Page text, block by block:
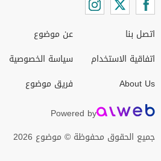
اتصل بنا
اتفاقية الاستخدام
About Us
عن موضوع
سياسة الخصوصية
فريق موضوع
Powered by
جميع الحقوق محفوظة © موضوع 2026